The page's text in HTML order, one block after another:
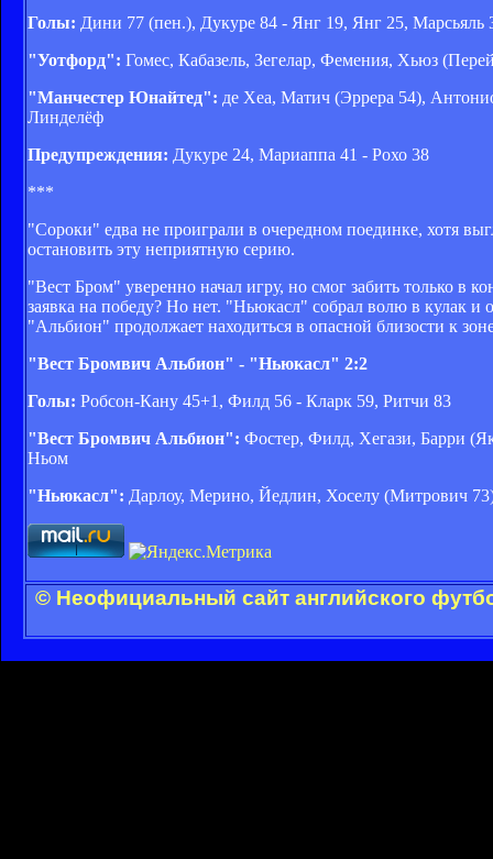
Голы: Дини 77 (пен.), Дукуре 84 - Янг 19, Янг 25, Марсьяль
"Уотфорд": Гомес, Кабазель, Зегелар, Фемения, Хьюз
"Манчестер Юнайтед": де Хеа, Матич (Эррера 54),
Линделёф
Предупреждения: Дукуре 24, Мариаппа 41 - Рохо 38
***
"Сороки" едва не проиграли в очередном поединке, хотя
остановить эту неприятную серию.
"Вест Бром" уверенно начал игру, но смог забить только в
заявка на победу? Но нет. "Ньюкасл" собрал волю в кулак и
"Альбион" продолжает находиться в опасной близости к
"Вест Бромвич Альбион" - "Ньюкасл" 2:2
Голы: Робсон-Кану 45+1, Филд 56 - Кларк 59, Ритчи 83
"Вест Бромвич Альбион": Фостер, Филд, Хегази, Барри
Ньом
"Ньюкасл": Дарлоу, Мерино, Йедлин, Хоселу (Митрович
© Неофициальный сайт английского